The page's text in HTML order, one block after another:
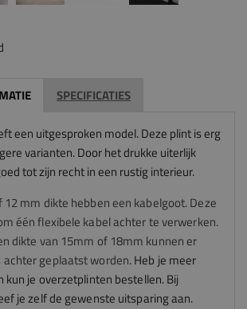
SPECIFICATIES
een uitgesproken model. Deze plint is erg
varianten. Door het drukke uiterlijk
tot zijn recht in een rustig interieur.
mm dikte hebben een kabelgoot. Deze
één flexibele kabel achter te verwerken.
dikte van 15mm of 18mm kunnen er
geplaatst worden.Heb je meer
kun je overzetplinten bestellen. Bij
je zelf de gewenste uitsparing aan.